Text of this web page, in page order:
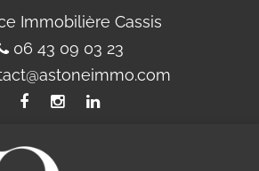
Immobilière Cassis
06 43 09 03 23